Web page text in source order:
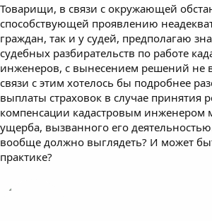
Товарищи, в связи с окружающей
способствующей проявлению
граждан, так и у судей, предполагаю
судебных разбирательств по работе
инженеров, с вынесением решений не
связи с этим хотелось бы подробнее
выплаты страховок в случае принятия
компенсации кадастровым инженером
ущерба, вызванного его
вообще должно выглядеть? И может
практике?